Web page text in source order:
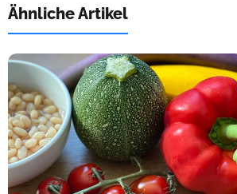
Ähnliche Artikel